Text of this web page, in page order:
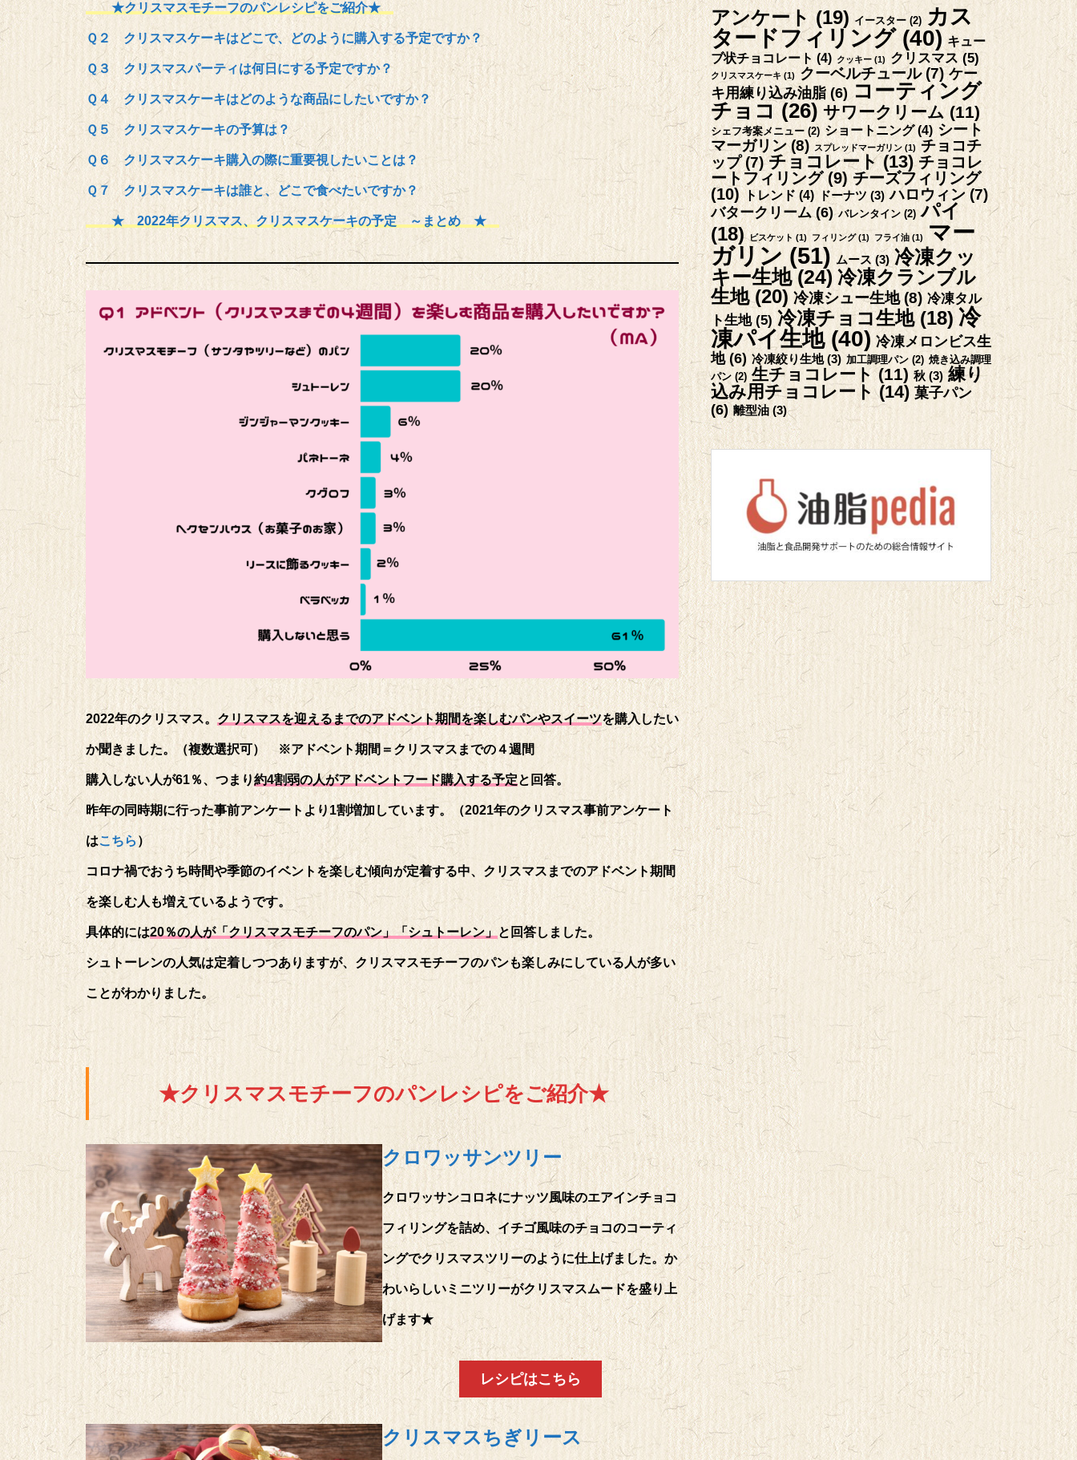
★クリスマスモチーフのパンレシピをご紹介★
Ｑ２ クリスマスケーキはどこで、どのように購入する予定ですか？
Ｑ３ クリスマスパーティは何日にする予定ですか？
Ｑ４ クリスマスケーキはどのような商品にしたいですか？
Ｑ５ クリスマスケーキの予算は？
Ｑ６ クリスマスケーキ購入の際に重要視したいことは？
Ｑ７ クリスマスケーキは誰と、どこで食べたいですか？
★ 2022年クリスマス、クリスマスケーキの予定 ～まとめ ★
2022年のクリスマス。 クリスマスを迎えるまでのアドベント期間を楽しむパンやスイーツを購入したい
か聞きました。（複数選択可） ※アドベント期間＝クリスマスまでの４週間
購入しない人が61％、つまり約4割弱の人がアドベントフード購入する予定と回答。
昨年の同時期に行った事前アンケートより1割増加しています。（2021年のクリスマス事前アンケート
はこちら）
コロナ禍でおうち時間や季節のイベントを楽しむ傾向が定着する中、クリスマスまでのアドベント期間
を楽しむ人も増えているようです。
具体的には20％の人が「クリスマスモチーフのパン」「シュトーレン」 と回答しました。
シュトーレンの人気は定着しつつありますが、クリスマスモチーフのパンも楽しみにしている人が多い
ことがわかりました。
★クリスマスモチーフのパンレシピをご紹介★
クロワッサンツリー
クロワッサンコロネにナッツ風味のエアインチョコ
フィリングを詰め、イチゴ風味のチョコのコーティ
ングでクリスマスツリーのように仕上げました。か
わいらしいミニツリーがクリスマスムードを盛り上
げます★
レシピはこちら
クリスマスちぎリース
アンケート(19) イースター (2) カス
タードフィリング(40) キュー
ブ状チョコレート (4) クッキー (1) クリスマス(5)
クリスマスケーキ (1) クーベルチュール(7) ケー
キ用練り込み油脂 (6) コーティング
チョコ(26) サワークリーム(11)
シェフ考案メニュー (2) ショートニング(4) シート
マーガリン(8) スプレッドマーガリン (1) チョコチ
ップ(7) チョコレート(13) チョコレ
ートフィリング(9) チーズフィリング
(10) トレンド (4) ドーナツ (3) ハロウィン (7)
バタークリーム(6) バレンタイン (2) パイ
(18) ビスケット (1) フィリング(1) フライ油 (1)
マー
ガリン (51) ムース (3) 冷凍クッ
キー生地(24) 冷凍クランブル
生地(20) 冷凍シュー生地(8) 冷凍タル
ト生地(5) 冷凍チョコ生地(18) 冷
凍パイ生地(40) 冷凍メロンビス生
地(6) 冷凍絞り生地(3) 加工調理パン (2) 焼き込み調理
パン (2) 生チョコレート(11) 秋 (3) 練り
込み用チョコレート (14) 菓子パン
(6) 離型油(3)